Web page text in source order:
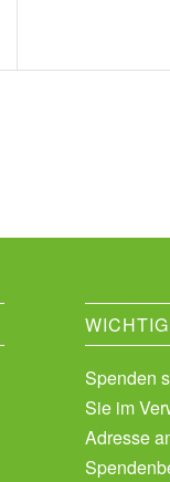
WICHTIG
Spenden
Sie im
Adresse